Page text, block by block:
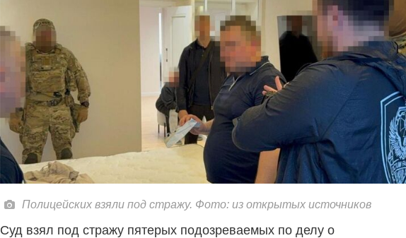
Полицейских взяли под стражу. Фото: из открытых источников
Суд взял под стражу пятерых подозреваемых по делу о